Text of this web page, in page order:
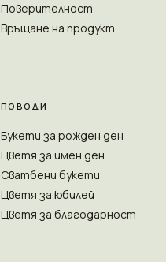
Поверителност
Връщане на продукт
ПОВОДИ
Букети за рожден ден
Цветя за имен ден
Сватбени букети
Цветя за юбилей
Цветя за благодарност